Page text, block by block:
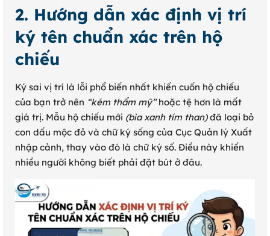
2. Hướng dẫn xác định vị trí
ký tên chuẩn xác trên hộ
chiếu
Ký sai vị trí là lỗi phổ biến nhất khiến cuốn hộ chiếu
của bạn trở nên “kém thẩm mỹ”hoặc tệ hơn là mất
giá trị. Mẫu hộ chiếu mới (bìa xanh tím than)đã loại bỏ
con dấu mộc đỏ và chữ ký sống của Cục Quản lý Xuất
nhập cảnh, thay vào đó là chữ ký số. Điều này khiến
nhiều người không biết phải đặt bút ở đâu.